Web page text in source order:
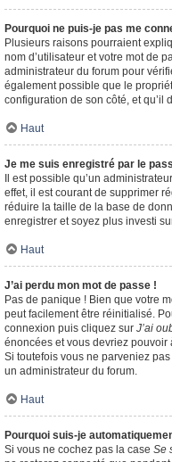
Pourquoi ne puis-je pas me
Plusieurs raisons pourraient
nom d’utilisateur et votre mot de
administrateur du forum pour
également possible que le
configuration de son côté, et qu’il
Haut
Je me suis enregistré par le
Il est possible qu’un
effet, il est courant de supprimer
réduire la taille de la base de
enregistrer et soyez plus investi
Haut
J’ai perdu mon mot de passe !
Pas de panique ! Bien que votre
peut facilement être réinitialisé.
connexion puis cliquez sur J’ai
énoncées et vous devriez pouvoir
Si toutefois vous ne parveniez
un administrateur du forum.
Haut
Pourquoi suis-je
Si vous ne cochez pas la case Se